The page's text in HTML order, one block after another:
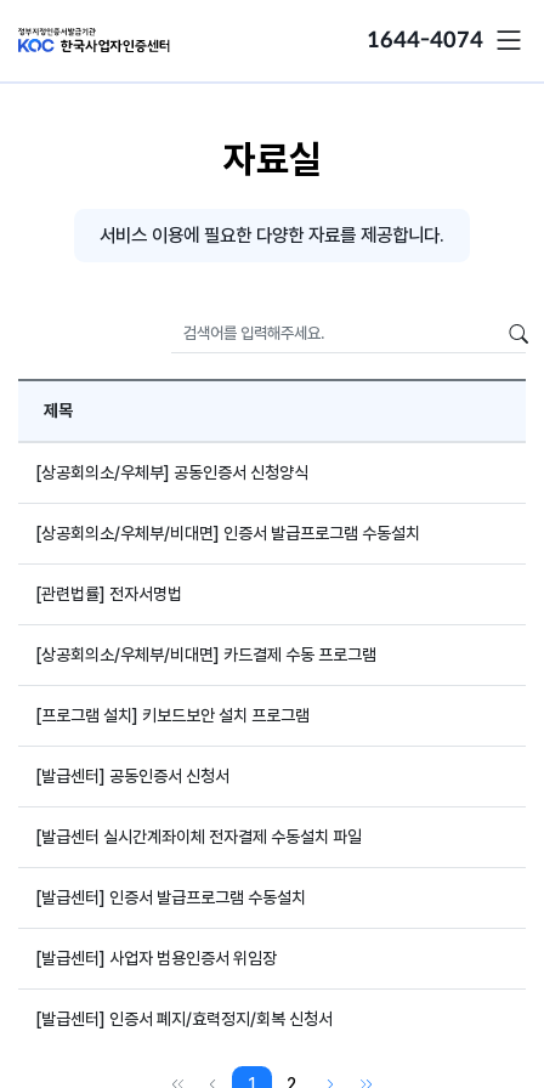
1644-4074
자료실
서비스 이용에 필요한 다양한 자료를 제공합니다.
제목
[상공회의소/우체부] 공동인증서 신청양식
[상공회의소/우체부/비대면] 인증서 발급프로그램 수동설치
[관련법률] 전자서명법
[상공회의소/우체부/비대면] 카드결제 수동 프로그램
[프로그램 설치] 키보드보안 설치 프로그램
[발급센터] 공동인증서 신청서
[발급센터 실시간계좌이체 전자결제 수동설치 파일
[발급센터] 인증서 발급프로그램 수동설치
[발급센터] 사업자 범용인증서 위임장
[발급센터] 인증서 폐지/효력정지/회복 신청서